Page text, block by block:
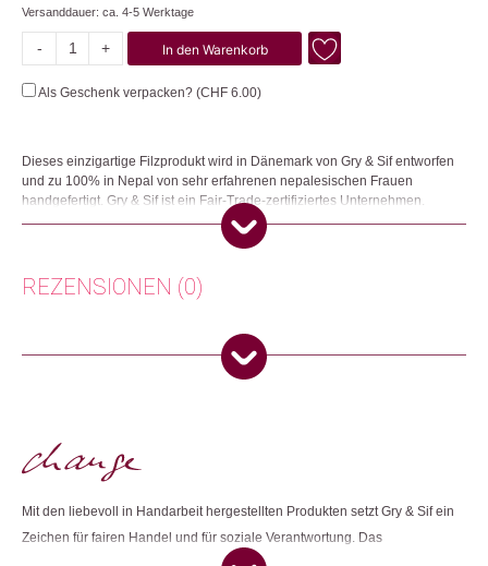
Versanddauer: ca. 4-5 Werktage
-
Menge
+ In den Warenkorb
Als Geschenk verpacken? (CHF 6.00)
Dieses einzigartige Filzprodukt wird in Dänemark von Gry & Sif entworfen
und zu 100% in Nepal von sehr erfahrenen nepalesischen Frauen
handgefertigt. Gry & Sif ist ein Fair-Trade-zertifiziertes Unternehmen.
Weitere Produkte shoppen, die diesem Changemaker Kriterium
Dieses Produkt weiterempfehlen:
REZENSIONEN (0)
Es gibt noch keine Rezensionen.
Mit den liebevoll in Handarbeit hergestellten Produkten setzt Gry & Sif ein
Zeichen für fairen Handel und für soziale Verantwortung. Das